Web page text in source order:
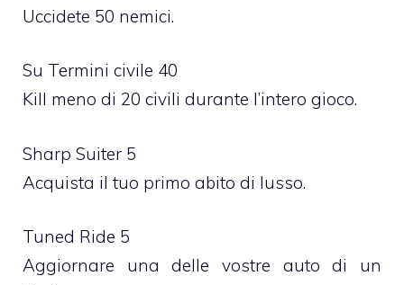
Uccidete 50 nemici.
Su Termini civile 40
Kill meno di 20 civili durante l’intero gioco.
Sharp Suiter 5
Acquista il tuo primo abito di lusso.
Tuned Ride 5
Aggiornare una delle vostre auto di un